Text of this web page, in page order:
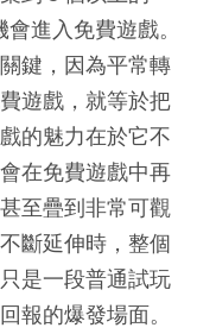
進入免費遊戲。
鍵，因為平常轉
遊戲，就等於把
的魅力在於它不
在免費遊戲中再
至疊到非常可觀
斷延伸時，整個
是一段普通試玩
報的爆發場面。